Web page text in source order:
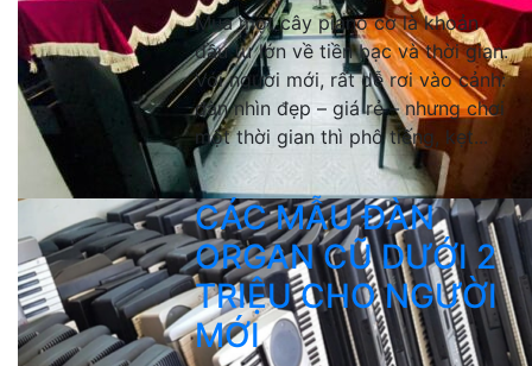
Mua một cây piano cơ là khoản
đầu tư lớn về tiền bạc và thời gian.
Với người mới, rất dễ rơi vào cảnh:
đàn nhìn đẹp – giá rẻ – nhưng chơi
một thời gian thì phô tiếng, kẹt...
CÁC MẪU ĐÀN
ORGAN CŨ DƯỚI 2
TRIỆU CHO NGƯỜI
MỚI